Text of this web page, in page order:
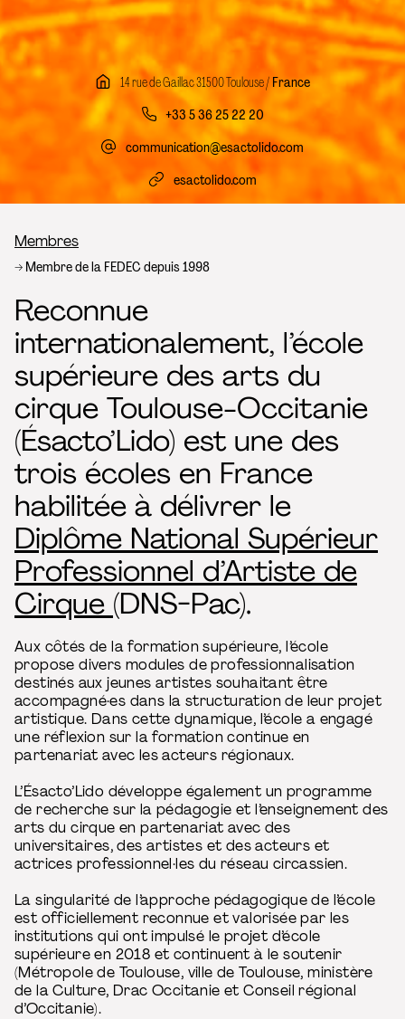
14 rue de Gaillac 31500 Toulouse / France
+33 5 36 25 22 20
communication@esactolido.com
esactolido.com
Fil d’Ariane
Membres
Membre de la FEDEC depuis 1998
Reconnue
internationalement, l’école
supérieure des arts du
cirque Toulouse-Occitanie
(Ésacto’Lido) est une des
trois écoles en France
habilitée à délivrer le
Diplôme National Supérieur
Professionnel d’Artiste de
Cirque (DNS-Pac).
Aux côtés de la formation supérieure, l’école
propose divers modules de professionnalisation
destinés aux jeunes artistes souhaitant être
accompagné·es dans la structuration de leur projet
artistique. Dans cette dynamique, l’école a engagé
une réflexion sur la formation continue en
partenariat avec les acteurs régionaux.
L’Ésacto’Lido développe également un programme
de recherche sur la pédagogie et l’enseignement des
arts du cirque en partenariat avec des
universitaires, des artistes et des acteurs et
actrices professionnel·les du réseau circassien.
La singularité de l’approche pédagogique de l’école
est officiellement reconnue et valorisée par les
institutions qui ont impulsé le projet d’école
supérieure en 2018 et continuent à le soutenir
(Métropole de Toulouse, ville de Toulouse, ministère
de la Culture, Drac Occitanie et Conseil régional
d’Occitanie).